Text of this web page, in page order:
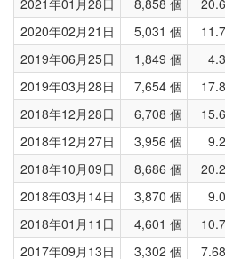
2021年01月28日
8,858 個
2020年02月21日
5,031 個
2019年06月25日
1,849 個
2019年03月28日
7,654 個
2018年12月28日
6,708 個
2018年12月27日
3,956 個
2018年10月09日
8,686 個
2018年03月14日
3,870 個
2018年01月11日
4,601 個
2017年09月13日
3,302 個